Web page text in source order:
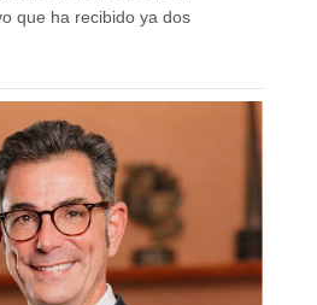
que ha recibido ya dos